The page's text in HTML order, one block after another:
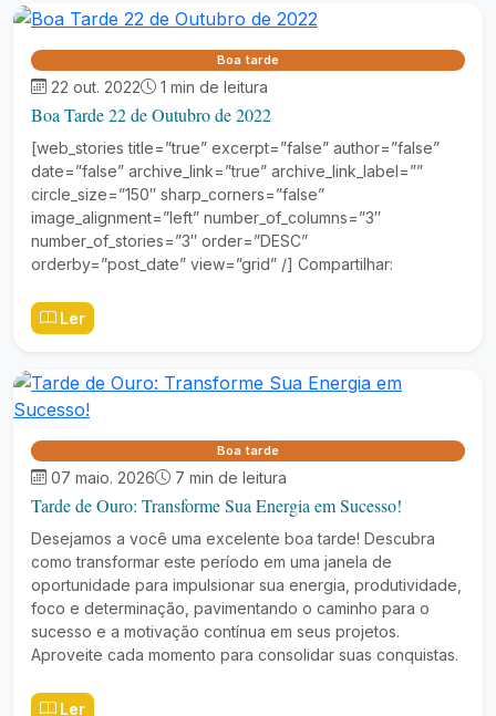
Boa tarde
22 out. 2022 1 min de leitura
Boa Tarde 22 de Outubro de 2022
[web_stories title=”true” excerpt=”false” author=”false”
date=”false” archive_link=”true” archive_link_label=””
circle_size=”150″ sharp_corners=”false”
image_alignment=”left” number_of_columns=”3″
number_of_stories=”3″ order=”DESC”
orderby=”post_date” view=”grid” /] Compartilhar:
Ler
Boa tarde
07 maio. 2026 7 min de leitura
Tarde de Ouro: Transforme Sua Energia em Sucesso!
Desejamos a você uma excelente boa tarde! Descubra
como transformar este período em uma janela de
oportunidade para impulsionar sua energia, produtividade,
foco e determinação, pavimentando o caminho para o
sucesso e a motivação contínua em seus projetos.
Aproveite cada momento para consolidar suas conquistas.
Ler